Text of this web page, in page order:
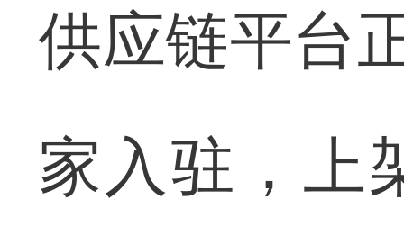
供应链平台
家入驻，上